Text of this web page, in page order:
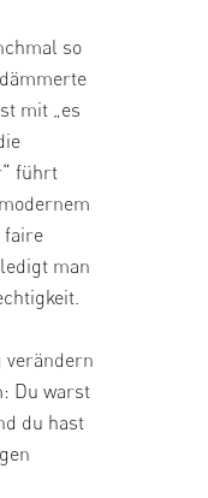
so
mit „es
führt
faire
man
verändern
Du warst
du hast